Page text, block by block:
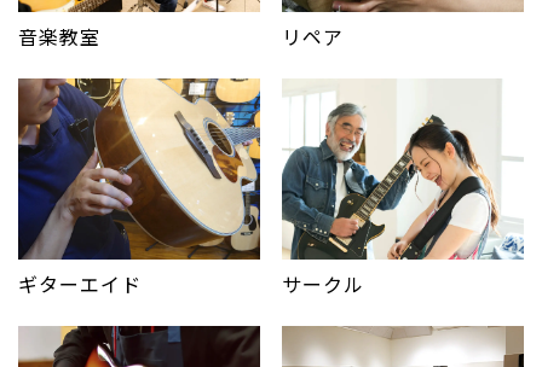
音楽教室 リペア
ギターエイド サークル